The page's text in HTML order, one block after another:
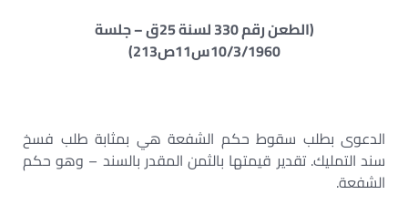
(الطعن رقم 330 لسنة 25ق – جلسة
10/3/1960س11ص213)
الدعوى بطلب سقوط حكم الشفعة هي بمثابة طلب فسخ
سند التمليك. تقدير قيمتها بالثمن المقدر بالسند – وهو حكم
الشفعة.